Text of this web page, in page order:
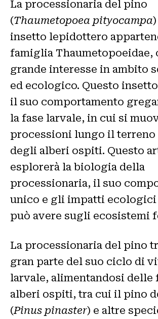
La processionaria del pino
(Thaumetopoea pityocampa
insetto lepidottero
famiglia Thaumetopoeidae,
grande interesse in ambito
ed ecologico. Questo
il suo comportamento
la fase larvale, in cui si
processioni lungo il terreno
degli alberi ospiti. Questo
esplorerà la biologia della
processionaria, il suo
unico e gli impatti ecologici
può avere sugli ecosistemi
La processionaria del pino
gran parte del suo ciclo di
larvale, alimentandosi
alberi ospiti, tra cui il pino
(Pinus pinaster) e altre